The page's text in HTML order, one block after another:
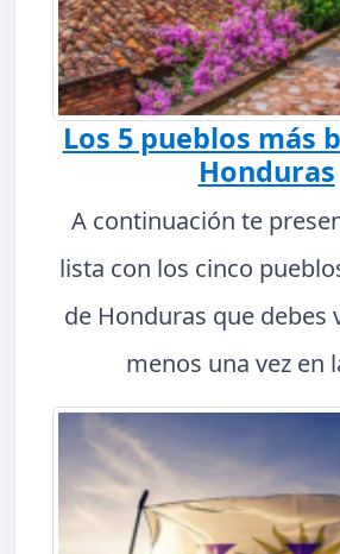
Los 5 pueblos más
Honduras
A continuación te
lista con los cinco
de Honduras que debes
menos una vez en